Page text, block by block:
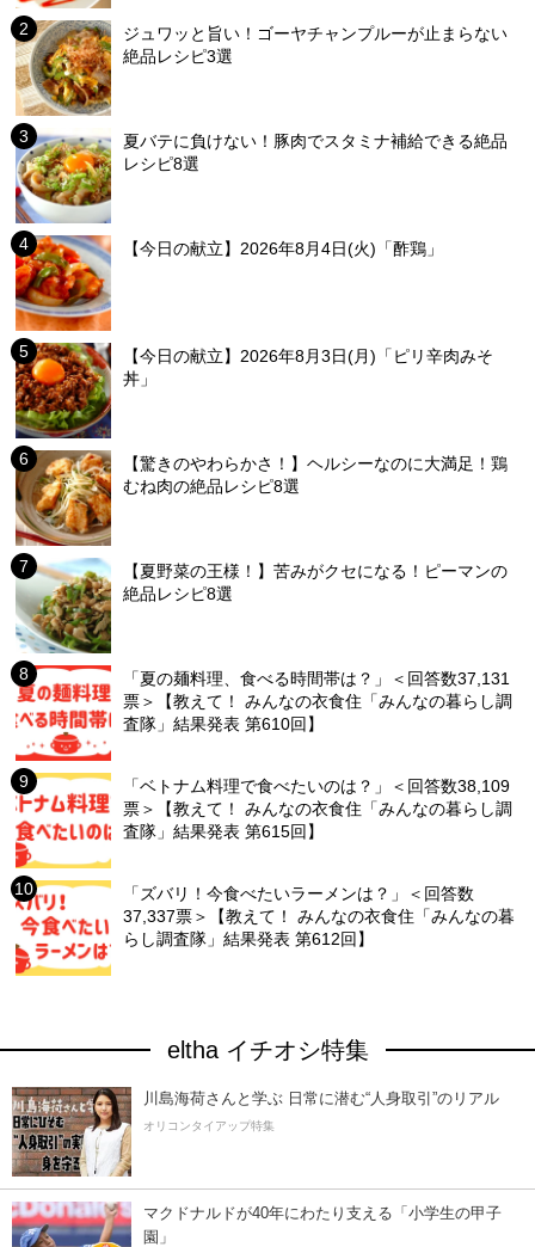
ジュワッと旨い！ゴーヤチャンプルーが止まらない
絶品レシピ3選
夏バテに負けない！豚肉でスタミナ補給できる絶品
レシピ8選
【今日の献立】2026年8月4日(火)「酢鶏」
【今日の献立】2026年8月3日(月)「ピリ辛肉みそ
丼」
【驚きのやわらかさ！】ヘルシーなのに大満足！鶏
むね肉の絶品レシピ8選
【夏野菜の王様！】苦みがクセになる！ピーマンの
絶品レシピ8選
「夏の麺料理、食べる時間帯は？」＜回答数37,131
票＞【教えて！ みんなの衣食住「みんなの暮らし調
査隊」結果発表 第610回】
「ベトナム料理で食べたいのは？」＜回答数38,109
票＞【教えて！ みんなの衣食住「みんなの暮らし調
査隊」結果発表 第615回】
「ズバリ！今食べたいラーメンは？」＜回答数
37,337票＞【教えて！ みんなの衣食住「みんなの暮
らし調査隊」結果発表 第612回】
eltha イチオシ特集
川島海荷さんと学ぶ 日常に潜む“人身取引”のリアル
オリコンタイアップ特集
マクドナルドが40年にわたり支える「小学生の甲子
園」